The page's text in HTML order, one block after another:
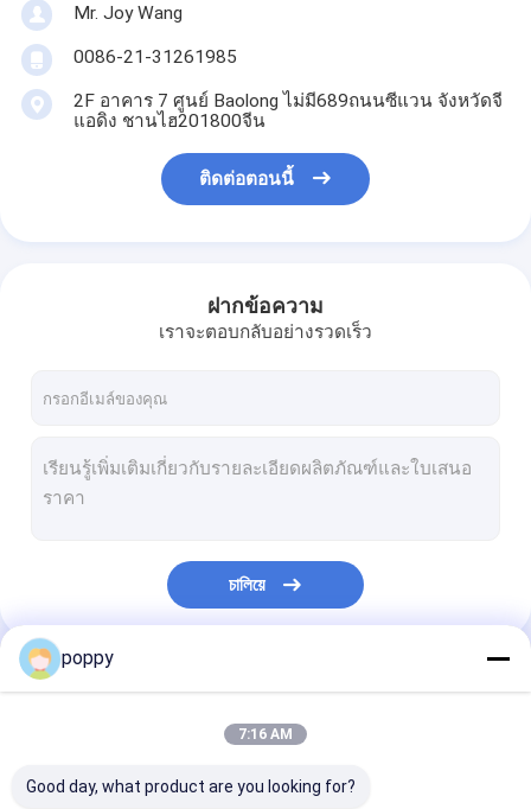
Mr. Joy Wang
0086-21-31261985
2F อาคาร 7 ศูนย์ Baolong ไม่มี689ถนนซีแวน จังหวัดจี
แอดิง ชานไฮ201800จีน
ติดต่อตอนนี้
ฝากข้อความ
เราจะตอบกลับอย่างรวดเร็ว
চালিয়ে
หมวดหมู่ของเรา
poppy
7:16 AM
Good day, what product are you looking for?